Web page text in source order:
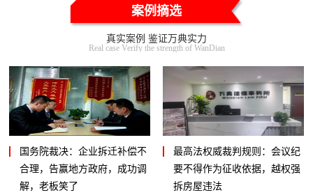
案例摘选
真实案例 鉴证万典实力
Real case Verify the strength of WanDian
国务院裁决：企业拆迁补偿不
合理，告赢地方政府，成功调
解，老板笑了
最高法权威裁判规则：会议纪
要不得作为征收依据，越权强
拆房屋违法